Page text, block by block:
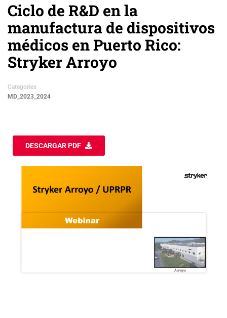
Ciclo de R&D en la
manufactura de dispositivos
médicos en Puerto Rico:
Stryker Arroyo
Categories
MD_2023_2024
DESCARGAR PDF